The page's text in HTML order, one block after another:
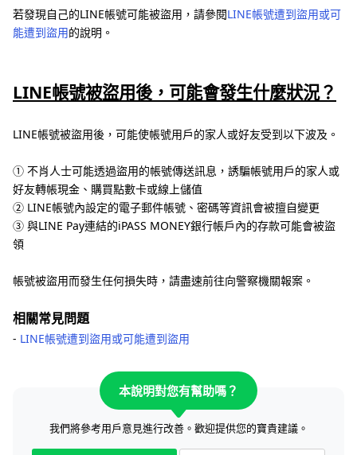
若發現自己的LINE帳號可能被盜用，請參閱LINE帳號遭到盜用或可
能遭到盜用的說明。
LINE帳號被盜用後，可能會發生什麼狀況？
LINE帳號被盜用後，可能使帳號用戶的家人或好友受到以下波及。
① 不肖人士可能透過盜用的帳號傳送訊息，誘騙帳號用戶的家人或
好友轉帳現金、購買點數卡或線上儲值
② LINE帳號內設定的電子郵件帳號、密碼等資訊會被擅自變更
③ 與LINE Pay連結的iPASS MONEY銀行帳戶內的存款可能會被盜
領
帳號被盜用而發生任何損失時，請盡速前往向警察機關報案。
相關常見問題
‐ LINE帳號遭到盜用或可能遭到盜用
本說明對您有幫助嗎？
我們將參考用戶意見進行改善。歡迎提供您的寶貴建議。